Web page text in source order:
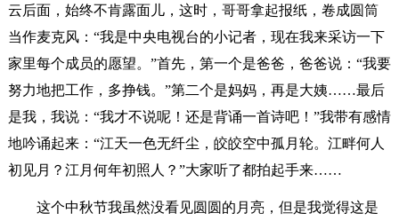
云后面，始终不肯露面儿，这时，哥哥拿起报纸，卷成圆筒
当作麦克风：“我是中央电视台的小记者，现在我来采访一下
家里每个成员的愿望。”首先，第一个是爸爸，爸爸说：“我要
努力地把工作，多挣钱。”第二个是妈妈，再是大姨……最后
是我，我说：“我才不说呢！还是背诵一首诗吧！”我带有感情
地吟诵起来：“江天一色无纤尘，皎皎空中孤月轮。江畔何人
初见月？江月何年初照人？”大家听了都拍起手来……
这个中秋节我虽然没看见圆圆的月亮，但是我觉得这是